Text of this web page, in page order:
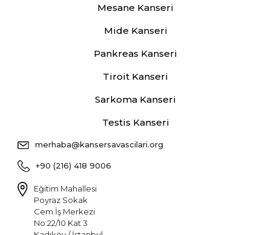
Mesane Kanseri
Mide Kanseri
Pankreas Kanseri
Tiroit Kanseri
Sarkoma Kanseri
Testis Kanseri
merhaba@kansersavascilari.org
+90 (216) 418 9006
Eğitim Mahallesi
Poyraz Sokak
Cem İş Merkezi
No:22/10 Kat 3